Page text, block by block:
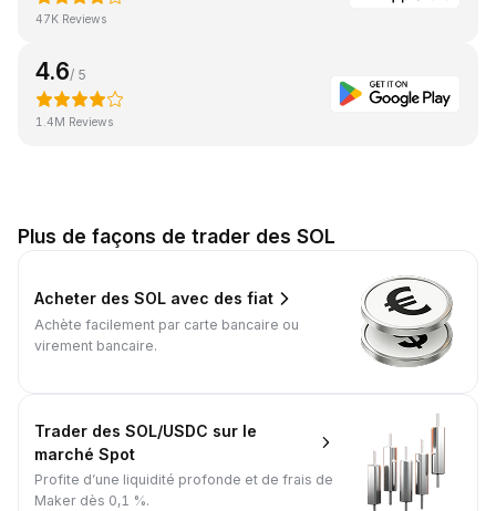
47K Reviews
4.6/ 5
1.4M Reviews
Plus de façons de trader des SOL
Acheter des SOL avec des fiat
Achète facilement par carte bancaire ou
virement bancaire.
Trader des SOL/USDC sur le
marché Spot
Profite d’une liquidité profonde et de frais de
Maker dès 0,1 %.